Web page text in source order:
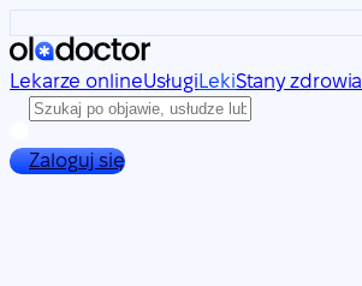
Lekarze onlineUsługi LekiStany zdrowia
Zaloguj się